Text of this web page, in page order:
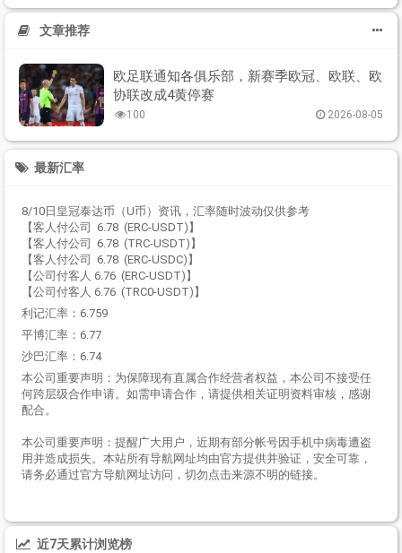
文章推荐
欧足联通知各俱乐部，新赛季欧冠、欧联、欧
协联改成4黄停赛
100 2026-08-05
最新汇率
8/10日皇冠泰达币（U币）资讯，汇率随时波动仅供参考
【客人付公司 6.78 (ERC-USDT)】
【客人付公司 6.78 (TRC-USDT)】
【客人付公司 6.78 (ERC-USDC)】
【公司付客人 6.76 (ERC-USDT)】
【公司付客人 6.76 (TRC0-USDT)】
利记汇率：6.759
平博汇率：6.77
沙巴汇率：6.74
本公司重要声明：为保障现有直属合作经营者权益，本公司不接受任
何跨层级合作申请。如需申请合作，请提供相关证明资料审核，感谢
配合。
本公司重要声明：提醒广大用户，近期有部分帐号因手机中病毒遭盗
用并造成损失。本站所有导航网址均由官方提供并验证，安全可靠，
请务必通过官方导航网址访问，切勿点击来源不明的链接。
近7天累计浏览榜